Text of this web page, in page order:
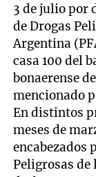
3 de julio por
de Drogas
Argentina
casa 100 del
bonaerense
mencionado
En distintos
meses de
encabezados
Peligrosas de